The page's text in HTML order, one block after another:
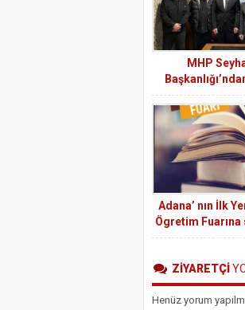
MHP
Adana’ nın İlk
Ögretim Fuarına
kaldı.
ZİYARETÇİ
Henüz yorum